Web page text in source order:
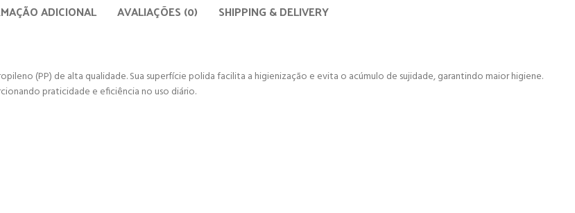
ADICIONAL AVALIAÇÕES (0) SHIPPING & DELIVERY
(PP) de alta qualidade. Sua superfície polida facilita a higienização e evita o acúmulo de sujidade, garantindo maior higiene.
praticidade e eficiência no uso diário.